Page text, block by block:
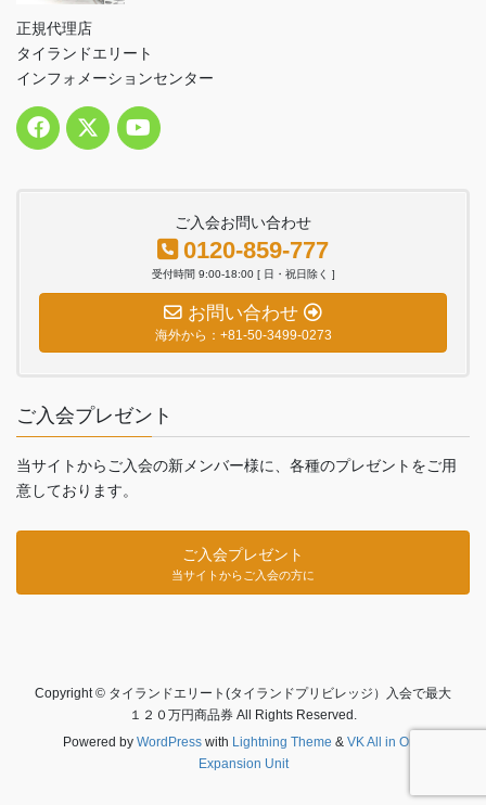
正規代理店
タイランドエリート
インフォメーションセンター
ご入会お問い合わせ
0120-859-777
受付時間 9:00-18:00 [ 日・祝日除く ]
お問い合わせ
海外から：+81-50-3499-0273
ご入会プレゼント
当サイトからご入会の新メンバー様に、各種のプレゼントをご用
意しております。
ご入会プレゼント
当サイトからご入会の方に
Copyright © タイランドエリート(タイランドプリビレッジ）入会で最大
１２０万円商品券 All Rights Reserved.
Powered by WordPresswith Lightning Theme & VK All in One
Expansion Unit